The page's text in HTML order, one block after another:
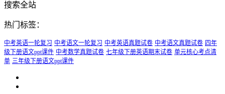
搜索全站
热门标签：
中考英语一轮复习 中考语文一轮复习 中考英语真题试卷 中考语文真题试卷 四年
级下册语文ppt课件 中考数学真题试卷 七年级下册英语期末试卷 单元核心考点清
单 三年级下册语文ppt课件